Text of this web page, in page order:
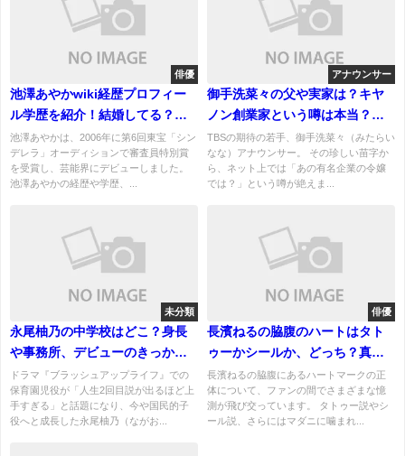
俳優
池澤あやかwiki経歴プロフィー
ル学歴を紹介！結婚してる？夫
や子供についても！
池澤あやかは、2006年に第6回東宝「シン
デレラ」オーディションで審査員特別賞
を受賞し、芸能界にデビューしました。
池澤あやかの経歴や学歴、...
アナウンサー
御手洗菜々の父や実家は？キヤ
ノン創業家という噂は本当？苗
字からくる誤解を徹底解説！
TBSの期待の若手、御手洗菜々（みたらい
なな）アナウンサー。 その珍しい苗字か
ら、ネット上では「あの有名企業の令嬢
では？」という噂が絶えま...
未分類
永尾柚乃の中学校はどこ？身長
や事務所、デビューのきっかけ
を徹底調査！
ドラマ『ブラッシュアップライフ』での
保育園児役が「人生2回目説が出るほど上
手すぎる」と話題になり、今や国民的子
役へと成長した永尾柚乃（ながお...
俳優
長濱ねるの脇腹のハートはタト
ゥーかシールか、どっち？真相
はいかに！マダニに噛まれた？
長濱ねるの脇腹にあるハートマークの正
体について、ファンの間でさまざまな憶
測が飛び交っています。 タトゥー説やシ
ール説、さらにはマダニに噛まれ...